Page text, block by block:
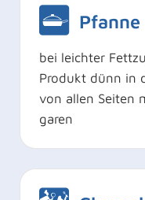
Pfanne
bei leichter
Produkt dünn in
von allen Seiten
garen